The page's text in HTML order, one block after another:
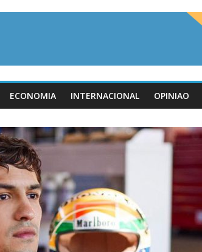
ECONOMIA INTERNACIONAL OPINIAO